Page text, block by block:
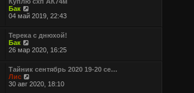
е
н
и
ю
с
о
е
н
и
ю
е
у
с
о
е
н
и
о
с
л
е
д
е
у
с
о
й
и
о
с
л
е
д
е
Бак
е
е
й
и
о
с
л
04 май 2019, 22:43
Терека с днюхой!
Бак
е
е
й
и
26 мар 2020, 16:25
Тайник сентябрь 2020 19-20 се…
Лис
е
30 авг 2020, 18:10